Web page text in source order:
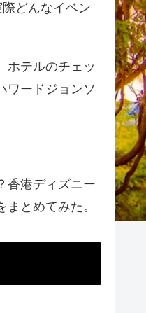
どんなイベン
ホテルのチェッ
ワードジョンソ
香港ディズニー
とめてみた。